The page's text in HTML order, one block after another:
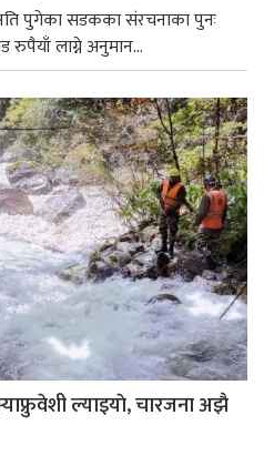
पुगेका सडकका संरचनाका पुनः
रुपैयाँ लाग्ने अनुमान...
ल्याइयाे, चारजना अझै